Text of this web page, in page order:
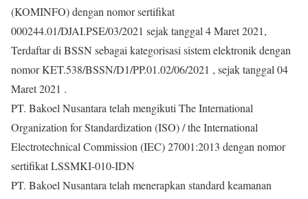
(KOMINFO) dengan nomor sertifikat
000244.01/DJAI.PSE/03/2021 sejak tanggal 4 Maret 2021,
Terdaftar di BSSN sebagai kategorisasi sistem elektronik dengan
nomor KET.538/BSSN/D1/PP.01.02/06/2021 , sejak tanggal 04
Maret 2021 .
PT. Bakoel Nusantara telah mengikuti The International
Organization for Standardization (ISO) / the International
Electrotechnical Commission (IEC) 27001:2013 dengan nomor
sertifikat LSSMKI-010-IDN
PT. Bakoel Nusantara telah menerapkan standard keamanan